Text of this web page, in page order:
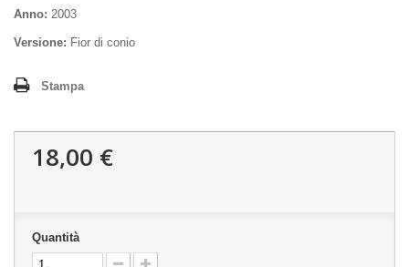
Anno: 2003
Versione: Fior di conio
Stampa
18,00 €
Quantità